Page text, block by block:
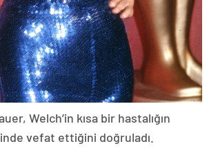
Welch’in kısa bir hastalığın
vefat ettiğini doğruladı.